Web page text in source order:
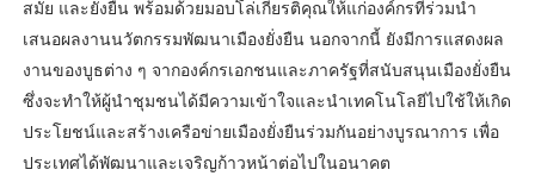
สมัย และยั่งยืน พร้อมด้วยมอบโล่เกียรติคุณให้แก่องค์กรที่ร่วมนำ
เสนอผลงานนวัตกรรมพัฒนาเมืองยั่งยืน นอกจากนี้ ยังมีการแสดงผล
งานของบูธต่าง ๆ จากองค์กรเอกชนและภาครัฐที่สนับสนุนเมืองยั่งยืน
ซึ่งจะทำให้ผู้นำชุมชนได้มีความเข้าใจและนำเทคโนโลยีไปใช้ให้เกิด
ประโยชน์และสร้างเครือข่ายเมืองยั่งยืนร่วมกันอย่างบูรณาการ เพื่อ
ประเทศได้พัฒนาและเจริญก้าวหน้าต่อไปในอนาคต